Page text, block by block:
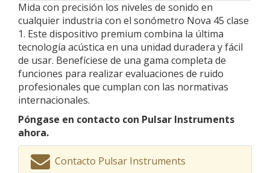
Mida con precisión los niveles de sonido en
cualquier industria con el sonómetro Nova 45 clase
1. Este dispositivo premium combina la última
tecnología acústica en una unidad duradera y fácil
de usar. Benefíciese de una gama completa de
funciones para realizar evaluaciones de ruido
profesionales que cumplan con las normativas
internacionales.
Póngase en contacto con Pulsar Instruments
ahora.
Contacto Pulsar Instruments